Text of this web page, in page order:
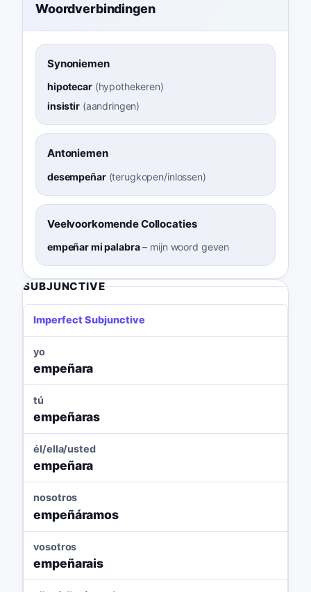
Woordverbindingen
Synoniemen
hipotecar(hypothekeren)
insistir(aandringen)
Antoniemen
desempeñar(terugkopen/inlossen)
Veelvoorkomende Collocaties
empeñar mi palabra– mijn woord geven
SUBJUNCTIVE
Imperfect Subjunctive
yo
empeñara
tú
empeñaras
él/ella/usted
empeñara
nosotros
empeñáramos
vosotros
empeñarais